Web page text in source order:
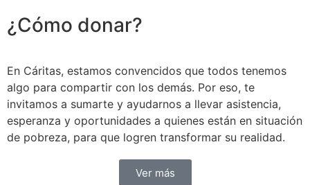
¿Cómo donar?
En Cáritas, estamos convencidos que todos tenemos
algo para compartir con los demás. Por eso, te
invitamos a sumarte y ayudarnos a llevar asistencia,
esperanza y oportunidades a quienes están en situación
de pobreza, para que logren transformar su realidad.
Ver más